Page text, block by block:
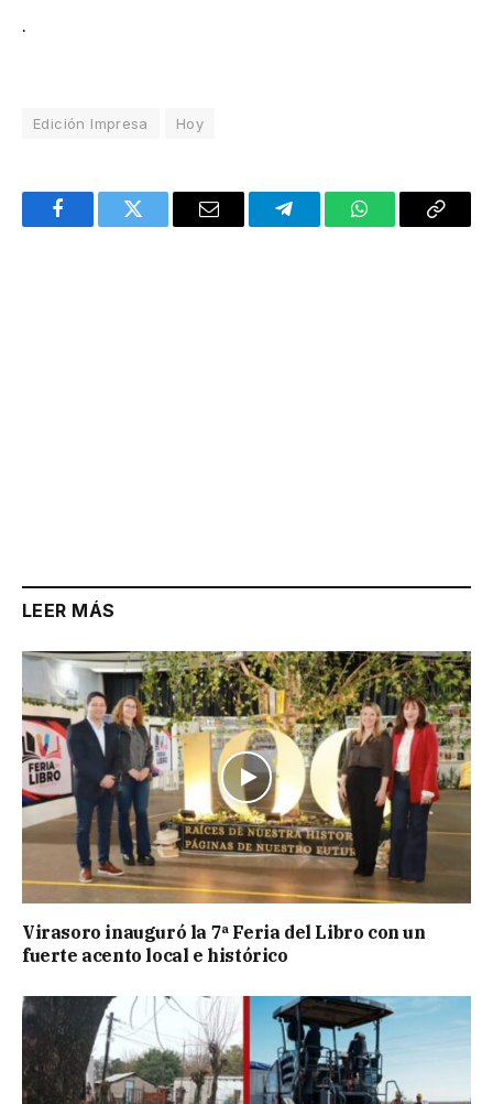
.
Edición Impresa Hoy
FacebookTwitter Email TelegramWhatsAppCopy
LEER MÁS
Virasoro inauguró la 7ª Feria del Libro con un
fuerte acento local e histórico